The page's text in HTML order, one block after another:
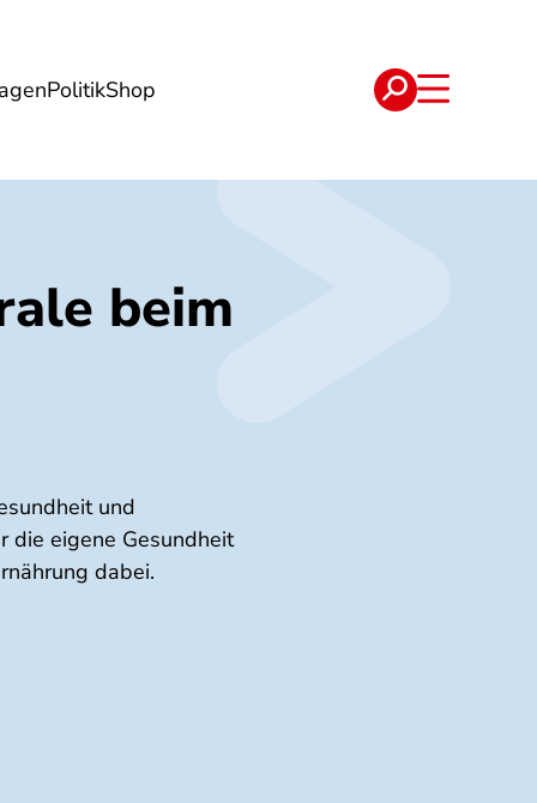
PolitikShop
Verträge
beim
und
die eigene Gesundheit
dabei.